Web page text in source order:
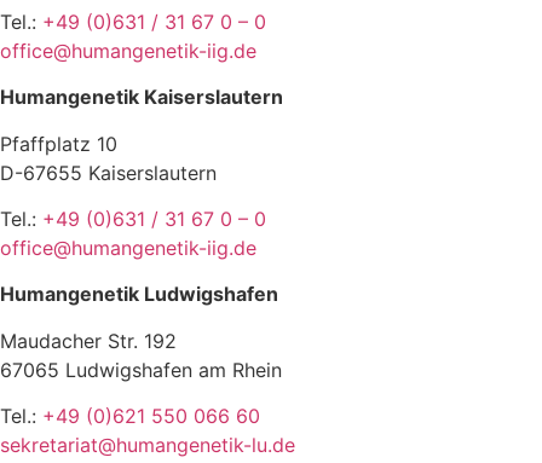
Tel.: +49 (0)631 / 31 67 0 – 0
office@humangenetik-iig.de
Humangenetik Kaiserslautern
Pfaffplatz 10
D-67655 Kaiserslautern
Tel.: +49 (0)631 / 31 67 0 – 0
office@humangenetik-iig.de
Humangenetik Ludwigshafen
Maudacher Str. 192
67065 Ludwigshafen am Rhein
Tel.: +49 (0)621 550 066 60
sekretariat@humangenetik-lu.de